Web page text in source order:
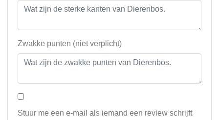
Zwakke punten (niet verplicht)
Stuur me een e-mail als iemand een review schrijft